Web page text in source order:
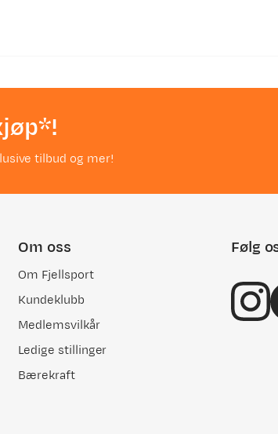
tilbud og mer!
Om oss
Om Fjellsport
Kundeklubb
Medlemsvilkår
Ledige stillinger
Bærekraft
Følg